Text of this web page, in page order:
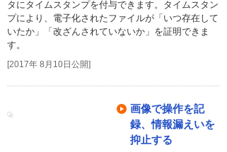
タにタイムスタンプを付与できます。タイムスタン
プにより、電子化されたファイルが「いつ存在して
いたか」「改ざんされていないか」を証明できま
す。
[2017年 8月10日公開]
画像で操作を記
録、情報漏えいを
抑止する